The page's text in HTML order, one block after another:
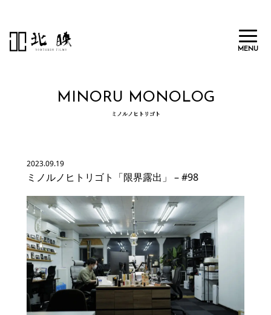
MENU
MINORU MONOLOG
ミノルノヒトリゴト
2023.09.19
ミノルノヒトリゴト「限界露出」 – #98
北映とは
採用情報
ニュース
お問い合わせ